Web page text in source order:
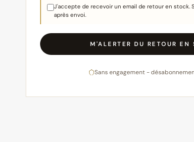
J'accepte de recevoir un email de retour en stock.
après envoi.
M'ALERTER DU RETOUR EN
Sans engagement -